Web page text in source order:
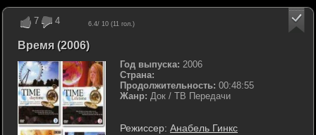
7 4 6.4/ 10 (11 гол.)
Время (2006)
Год выпуска: 2006
Страна:
Продолжительность: 00:48:55
Жанр: Док / ТВ Передачи
Режиссер: Анабель Гинкс